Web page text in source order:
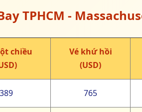
TPHCM -
chiều
Vé khứ hồi
(USD)
389 765